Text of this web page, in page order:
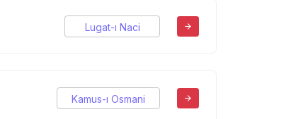
Lugat-ı Naci
Kamus-ı Osmani